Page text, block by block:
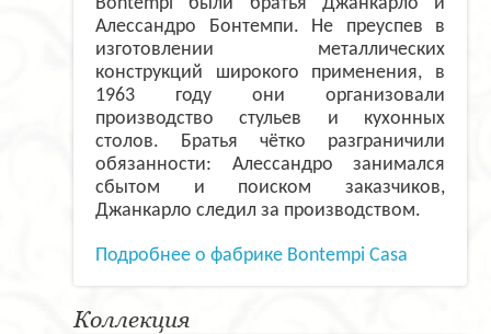
Алессандро Бонтемпи. Не преуспев в
изготовлении металлических
конструкций широкого применения, в
1963 году они организовали
производство стульев и кухонных
столов. Братья чётко разграничили
обязанности: Алессандро занимался
сбытом и поиском заказчиков,
Джанкарло следил за производством.
Подробнее о фабрике Bontempi Casa
Коллекция